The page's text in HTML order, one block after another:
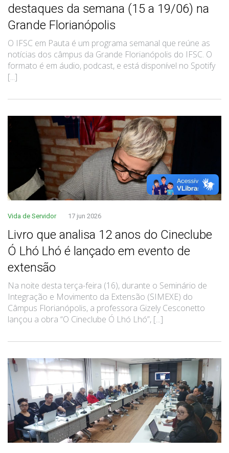
destaques da semana (15 a 19/06) na
Grande Florianópolis
O IFSC em Pauta é um programa semanal que reúne as
notícias dos câmpus da Grande Florianópolis do IFSC. O
formato é em áudio, podcast, e está disponível no Spotify
[...]
Vida de Servidor 17 jun 2026
Livro que analisa 12 anos do Cineclube
Ó Lhó Lhó é lançado em evento de
extensão
Na noite desta terça-feira (16), durante o Seminário de
Integração e Movimento da Extensão (SIMEXE) do
Câmpus Florianópolis, a professora Gizely Cesconetto
lançou a obra “O Cineclube Ó Lhó Lhó”, [...]